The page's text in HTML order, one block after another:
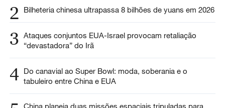
2 Bilheteria chinesa ultrapassa 8 bilhões de yuans em 2026
3 Ataques conjuntos EUA-Israel provocam retaliação
“devastadora” do Irã
4 Do canavial ao Super Bowl: moda, soberania e o
tabuleiro entre China e EUA